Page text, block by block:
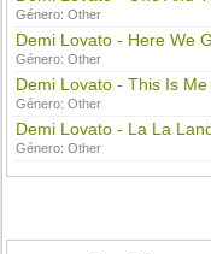
Género:Other
Demi Lovato - Here We
Género:Other
Demi Lovato - This Is
Género:Other
Demi Lovato - La La
Género:Other